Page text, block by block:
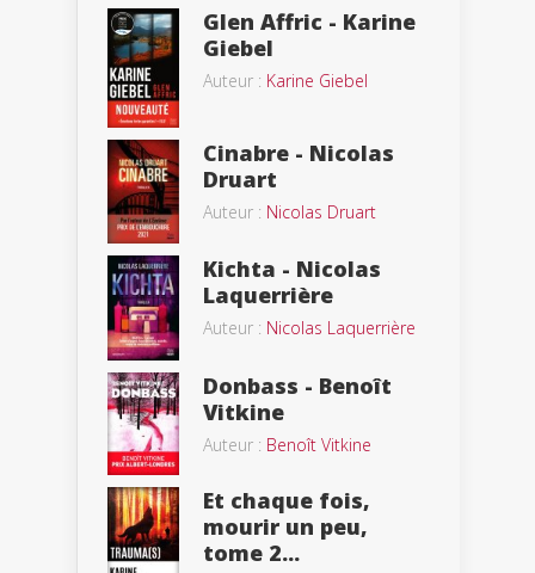
Glen Affric - Karine
Giebel
Auteur : Karine Giebel
Cinabre - Nicolas
Druart
Auteur : Nicolas Druart
Kichta - Nicolas
Laquerrière
Auteur : Nicolas Laquerrière
Donbass - Benoît
Vitkine
Auteur : Benoît Vitkine
Et chaque fois,
mourir un peu,
tome 2...